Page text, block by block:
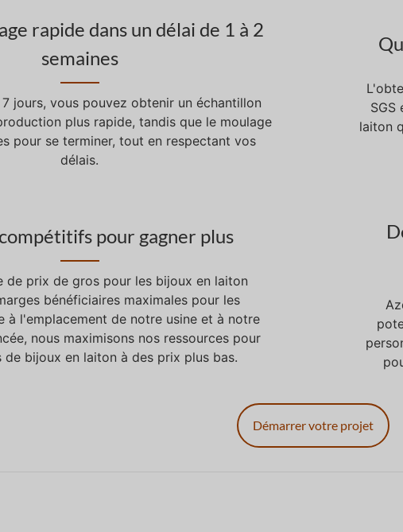
rapide dans un délai de 1 à 2
semaines
jours, vous pouvez obtenir un échantillon
plus rapide, tandis que le moulage
pour se terminer, tout en respectant vos
délais.
SGS
laiton
pour gagner plus
de prix de gros pour les bijoux en laiton
bénéficiaires maximales pour les
à l'emplacement de notre usine et à notre
nous maximisons nos ressources pour
de bijoux en laiton à des prix plus bas.
Démarrer votre projet